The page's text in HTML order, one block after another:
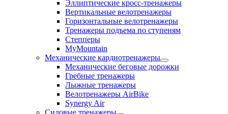
Эллиптические кросс-тренажеры
Вертикальные велотренажеры
Горизонтальные велотренажеры
Тренажеры подъема по ступеням
Степперы
MyMountain
Механические кардиотренажеры
Механические беговые дорожки
Гребные тренажеры
Лыжные тренажеры
Велотренажеры AirBike
Synergy Air
Силовые тренажеры